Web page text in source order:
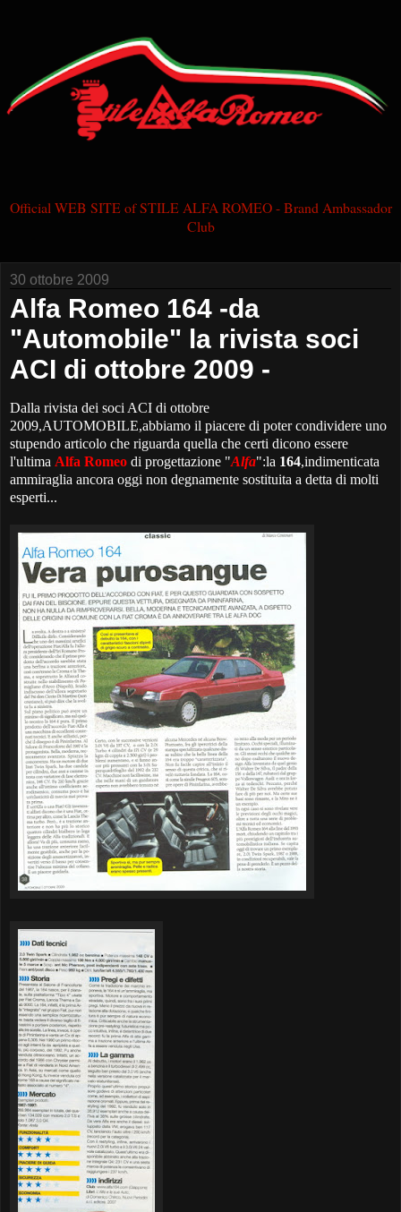
Official WEB SITE of STILE ALFA ROMEO - Brand Ambassador
Club
30 ottobre 2009
Alfa Romeo 164 -da
"Automobile" la rivista soci
ACI di ottobre 2009 -
Dalla rivista dei soci ACI di ottobre
2009,AUTOMOBILE,abbiamo il piacere di poter condividere uno
stupendo articolo che riguarda quella che certi dicono essere
l'ultima Alfa Romeo di progettazione "Alfa":la 164,indimenticata
ammiraglia ancora oggi non degnamente sostituita a detta di molti
esperti...